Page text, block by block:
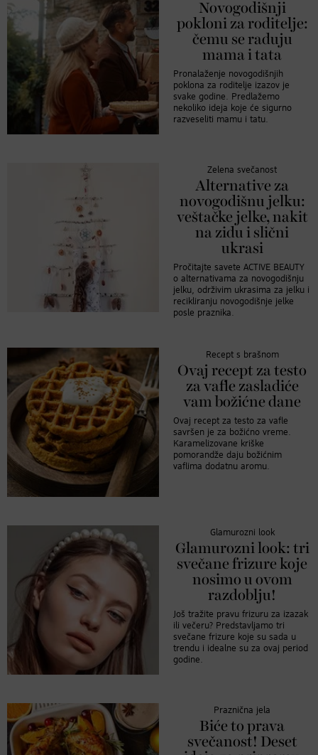
Novogodišnji
pokloni za roditelje:
čemu se raduju
mama i tata
Pronalaženje novogodišnjih
poklona za roditelje izazov je
svake godine. Predlažemo
nekoliko ideja koje će sigurno
razveseliti mamu i tatu.
Zelena svečanost
Alternative za
novogodišnu jelku:
veštačke jelke, nakit
na zidu i slični
ukrasi
Pročitajte savete ACTIVE BEAUTY
o alternativama za novogodišnju
jelku, održivim ukrasima za jelku i
recikliranju novogodišnje jelke
posle praznika.
Recept s brašnom
Ovaj recept za testo
za vafle zasladiće
vam božićne dane
Ovaj recept za testo za vafle
savršen je za božićno vreme.
Karamelizovane kriške
pomorandže daju božićnim
vaflima dodatnu aromu.
Glamurozni look
Glamurozni look: tri
svečane frizure koje
nosimo u ovom
razdoblju!
Još tražite pravu frizuru za izazak
ili večeru? Predstavljamo tri
svečane frizure koje su sada u
trendu i idealne su za ovaj period
godine.
Praznična jela
Biće to prava
svečanost! Deset